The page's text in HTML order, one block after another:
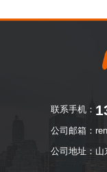
联系手机：
公司邮箱：
公司地址：山